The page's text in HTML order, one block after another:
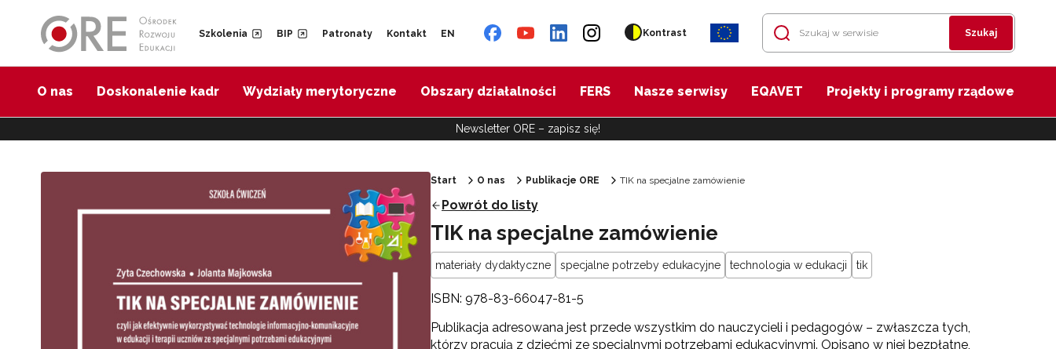
Szkolenia BIP Patronaty Kontakt EN Kontrast Szukaj
O nas Doskonalenie kadr Wydziały merytoryczne Obszary działalności FERS Nasze serwisy EQAVET Projekty i programy rządowe
Newsletter ORE – zapisz się!
Start O nas Publikacje ORE TIK na specjalne zamówienie
Powrót do listy
TIK na specjalne zamówienie
materiały dydaktyczne specjalne potrzeby edukacyjne technologia w edukacji tik
ISBN: 978-83-66047-81-5
Publikacja adresowana jest przede wszystkim do nauczycieli i pedagogów – zwłaszcza tych,
którzy pracują z dziećmi ze specjalnymi potrzebami edukacyjnymi. Opisano w niej bezpłatne,